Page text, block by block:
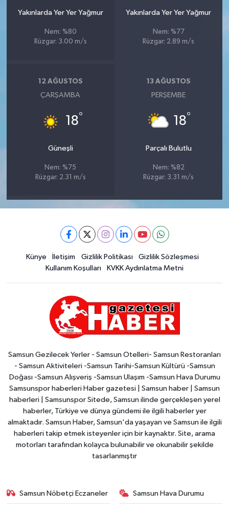
Yakınlarda Yer Yer Yağmur
Nem: %80
Rüzgar: 3.00 m/s
Yakınlarda Yer Yer Yağmur
Nem: %77
Rüzgar: 2.89 m/s
12 AĞUSTOS
ÇARŞAMBA
18°
Güneşli
Nem: %75
Rüzgar: 2.31 m/s
13 AĞUSTOS
PERŞEMBE
18°
Parçalı Bulutlu
Nem: %82
Rüzgar: 3.31 m/s
Künye İletişim Gizlilik Politikası
Gizlilik Sözleşmesi
Kullanım Koşulları
KVKK Aydınlatma Metni
Samsun Gezilecek Yerler - Samsun Otelleri- Samsun Restoranları
- Samsun Aktiviteleri -Samsun Tarihi-Samsun Kültürü -Samsun
Doğası -Samsun Alışveriş -Samsun Ulaşım -Samsun Hava Durumu
Samsunspor haberleri Haber gazetesi | Samsun haber | Samsun
haberleri | Samsunspor Sitede, Samsun ilinde gerçekleşen yerel
haberler, Türkiye ve dünya gündemi ile ilgili haberler yer
almaktadır. Samsun Haber, Samsun'da yaşayan ve Samsun ile ilgili
haberleri takip etmek isteyenler için bir kaynaktır. Site, arama
motorları tarafından kolayca bulunabilir ve okunabilir şekilde
tasarlanmıştır
Samsun Nöbetçi Eczaneler Samsun Hava Durumu